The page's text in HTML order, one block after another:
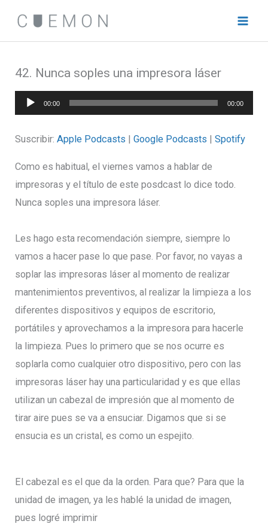
contenido
42. Nunca soples una impresora láser
Reproductor
de
audio
00:00 00:00
Suscribir:Apple Podcasts |Google Podcasts |Spotify
Como es habitual, el viernes vamos a hablar de
impresoras y el título de este posdcast lo dice todo.
Nunca soples una impresora láser.
Les hago esta recomendación siempre, siempre lo
vamos a hacer pase lo que pase. Por favor, no vayas a
soplar las impresoras láser al momento de realizar
mantenimientos preventivos, al realizar la limpieza a los
diferentes dispositivos y equipos de escritorio,
portátiles y aprovechamos a la impresora para hacerle
la limpieza. Pues lo primero que se nos ocurre es
soplarla como cualquier otro dispositivo, pero con las
impresoras láser hay una particularidad y es que ellas
utilizan un cabezal de impresión que al momento de
tirar aire pues se va a ensuciar. Digamos que si se
ensucia es un cristal, es como un espejito.
El cabezal es el que da la orden. Para que? Para que la
unidad de imagen, ya les hablé la unidad de imagen,
pues logré imprimir